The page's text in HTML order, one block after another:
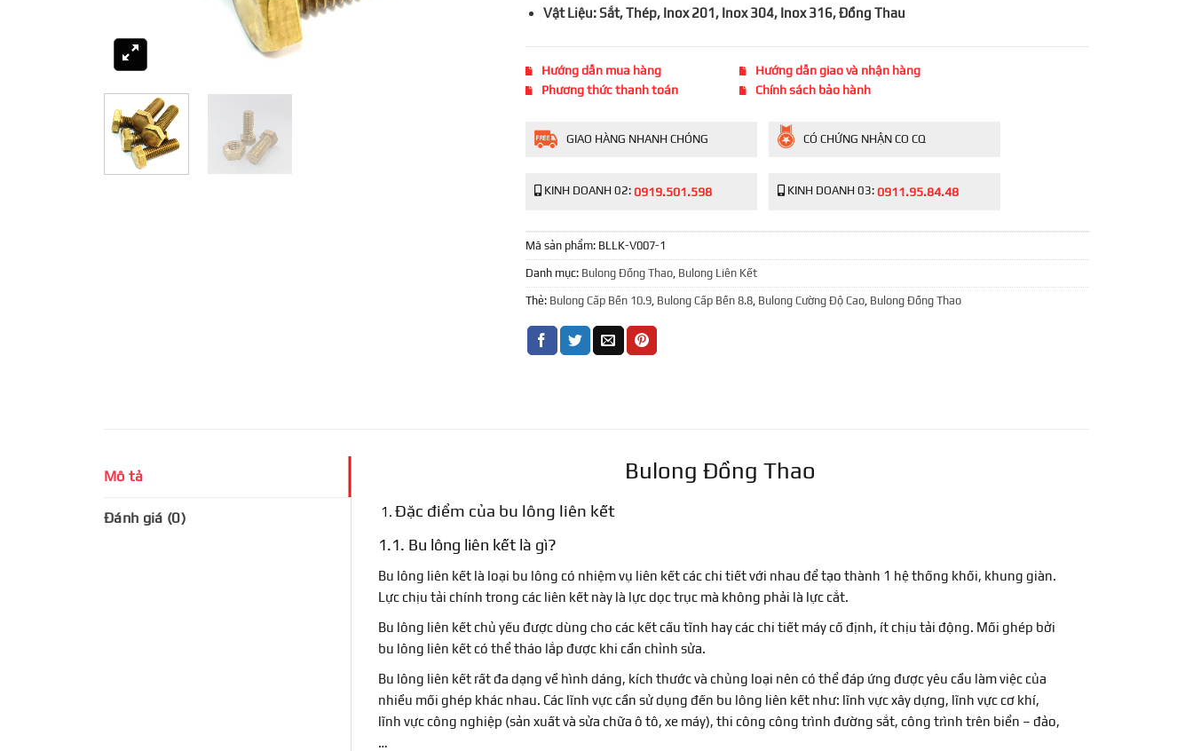
Vật Liệu: Sắt, Thép, Inox 201, Inox 304, Inox 316, Đồng Thau
Hướng dẫn mua hàng
Hướng dẫn giao và nhận hàng
Phương thức thanh toán
Chính sách bảo hành
GIAO HÀNG NHANH CHÓNG CÓ CHỨNG NHẬN CO CQ
KINH DOANH 02: 0919.501.598 KINH DOANH 03: 0911.95.84.48
Mã sản phẩm: BLLK-V007-1
Danh mục: Bulong Đồng Thao Bulong Liên Kết
Thẻ: Bulong Cấp Bền 10.9 Bulong Cấp Bền 8.8 Bulong Cường Độ Cao Bulong Đồng Thao
Mô tả
Đánh giá (0)
Bulong Đồng Thao
Đặc điểm của bu lông liên kết
1.1. Bu lông liên kết là gì?
Bu lông liên kết là loại bu lông có nhiệm vụ liên kết các chi tiết với nhau để tạo thành 1 hệ thống khối, khung giàn.
Lực chịu tải chính trong các liên kết này là lực dọc trục mà không phải là lực cắt.
Bu lông liên kết chủ yếu được dùng cho các kết cấu tĩnh hay các chi tiết máy cố định, ít chịu tải động. Mối ghép bởi
bu lông liên kết có thể tháo lắp được khi cần chỉnh sửa.
Bu lông liên kết rất đa dạng về hình dáng, kích thước và chủng loại nên có thể đáp ứng được yêu cầu làm việc của
nhiều mối ghép khác nhau. Các lĩnh vực cần sử dụng đến bu lông liên kết như: lĩnh vực xây dựng, lĩnh vực cơ khí,
lĩnh vực công nghiệp (sản xuất và sửa chữa ô tô, xe máy), thi công công trình đường sắt, công trình trên biển – đảo,
…